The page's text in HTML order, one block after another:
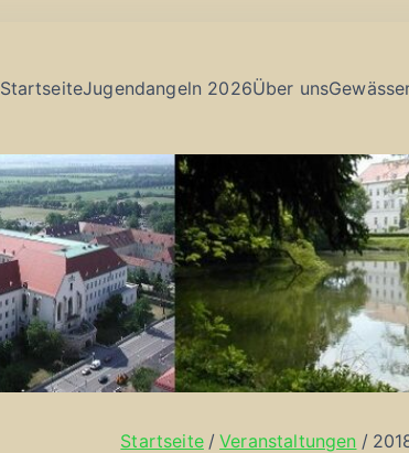
StartseiteJugendangeln 2026Über uns
Startseite Veranstaltungen